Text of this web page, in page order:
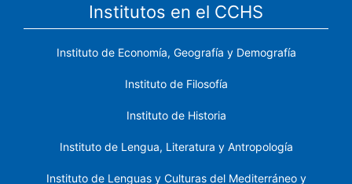
Institutos en el CCHS
Instituto de Economía, Geografía y Demografía
Instituto de Filosofía
Instituto de Historia
Instituto de Lengua, Literatura y Antropología
Instituto de Lenguas y Culturas del Mediterráneo y